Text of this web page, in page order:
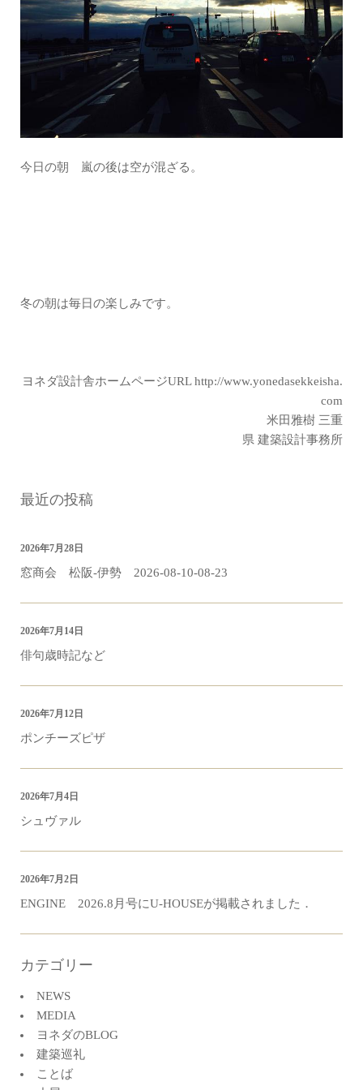
今日の朝 嵐の後は空が混ざる。
冬の朝は毎日の楽しみです。
ヨネダ設計舎ホームページURLhttp://www.yonedasekkeisha.
com
米田雅樹 三重
県 建築設計事務所
最近の投稿
窓商会 松阪-伊勢 2026-08-10-08-23
2026年7月28日
俳句歳時記など
2026年7月14日
ポンチーズピザ
2026年7月12日
シュヴァル
2026年7月4日
ENGINE 2026.8月号にU-HOUSEが掲載されました．
2026年7月2日
カテゴリー
NEWS
MEDIA
ヨネダのBLOG
建築巡礼
ことば